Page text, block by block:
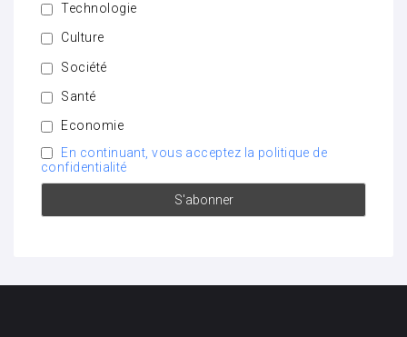
Technologie
Culture
Société
Santé
Economie
En continuant, vous acceptez la politique de
confidentialité